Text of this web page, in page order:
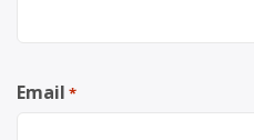
Email *